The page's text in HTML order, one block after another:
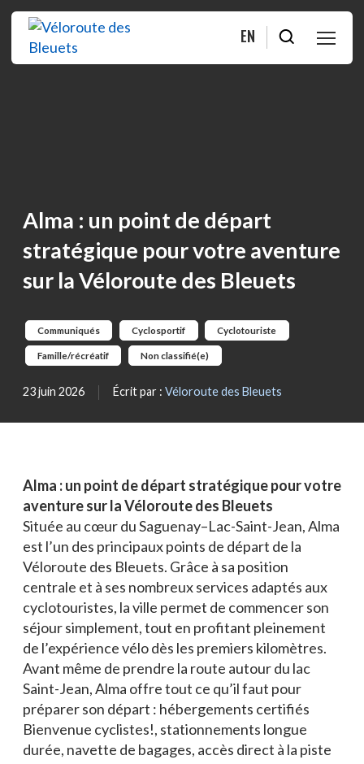
EN
À PROPOS
MOITIÉ-MOITIÉ
FAQ
Blogue
Alma : un point de départ
stratégique pour votre aventure
sur la Véloroute des Bleuets
Communiqués Cyclosportif Cyclotouriste
Famille/récréatif Non classifié(e)
23 juin 2026 Écrit par : Véloroute des Bleuets
Alma : un point de départ stratégique pour votre
aventure sur la Véloroute des Bleuets
Située au cœur du Saguenay–Lac-Saint-Jean, Alma
est l’un des principaux points de départ de la
Véloroute des Bleuets. Grâce à sa position
centrale et à ses nombreux services adaptés aux
cyclotouristes, la ville permet de commencer son
séjour simplement, tout en profitant pleinement
de l’expérience vélo dès les premiers kilomètres.
Avant même de prendre la route autour du lac
Saint-Jean, Alma offre tout ce qu’il faut pour
préparer son départ : hébergements certifiés
Bienvenue cyclistes!, stationnements longue
durée, navette de bagages, accès direct à la piste